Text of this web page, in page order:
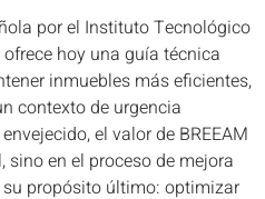
por el Instituto Tecnológico
ofrece hoy una guía técnica
inmuebles más eficientes,
contexto de urgencia
el valor de BREEAM
en el proceso de mejora
propósito último: optimizar